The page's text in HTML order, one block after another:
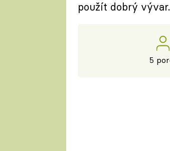
použít dobrý vývar.
5